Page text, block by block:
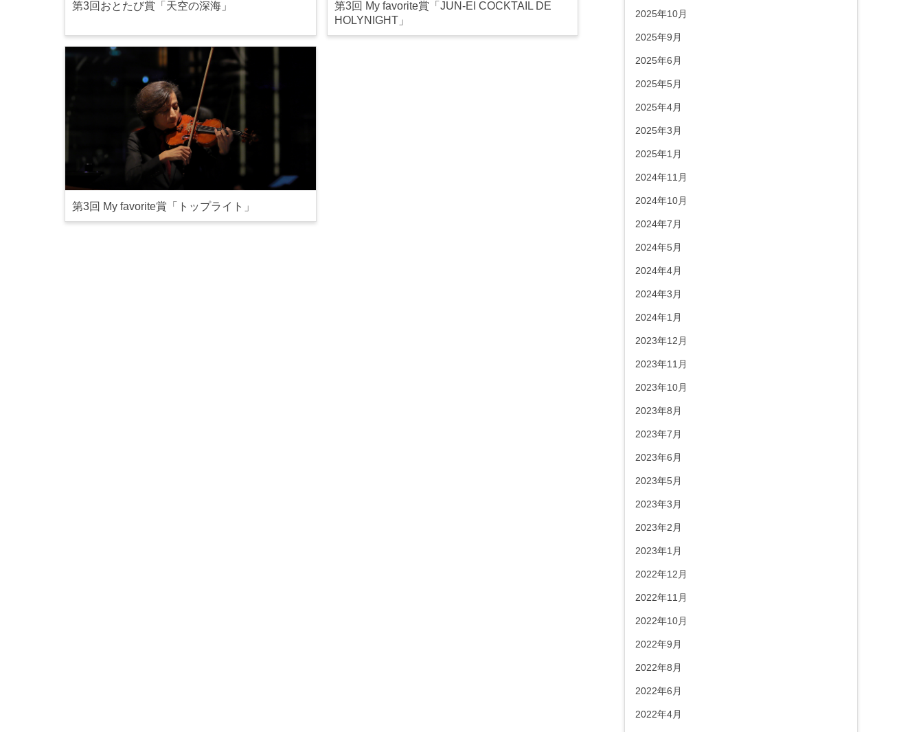
第3回おとたび賞「天空の深海」
第3回 My favorite賞「JUN-EI COCKTAIL DE
HOLYNIGHT」
第3回 My favorite賞「トップライト」
2025年10月
2025年9月
2025年6月
2025年5月
2025年4月
2025年3月
2025年1月
2024年11月
2024年10月
2024年7月
2024年5月
2024年4月
2024年3月
2024年1月
2023年12月
2023年11月
2023年10月
2023年8月
2023年7月
2023年6月
2023年5月
2023年3月
2023年2月
2023年1月
2022年12月
2022年11月
2022年10月
2022年9月
2022年8月
2022年6月
2022年4月